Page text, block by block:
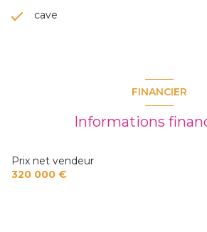
cave
FINANCIER
Informations
Prix net vendeur
320 000 €